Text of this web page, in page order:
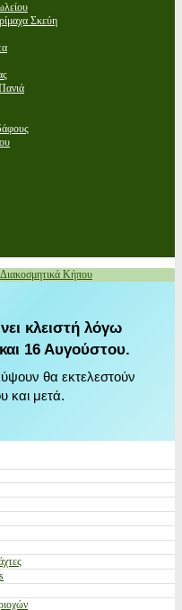
Σκεύη
Διακοσμητικά Κήπου
κλειστή λόγω
16 Αυγούστου.
θα εκτελεστούν
και μετά.